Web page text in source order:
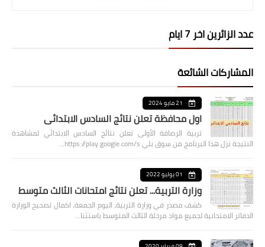
عدد الزائرين اخر 7 ايام
المشاركات الشائعة
21 مايو 2024
اول محافظة تعلن نتائج السادس الابتدائي
تربية الرصافة الأولى تعلن نتائج السادس الابتدائي لمشاهدة
النتيجة نزل هذا البرنامج من سوق بلي https://play.google.com/s…
01 يوليو 2022
وزارة التربية... تعلن نتائج امتحانات الثالث متوسط
كشف مصدر في وزارة التربية، اليوم الجمعة، اكمال تصحيح الوزارة
الدفاتر الامتحانية لجميع مواد مرحلة الثالث المتوسط باستثنا…